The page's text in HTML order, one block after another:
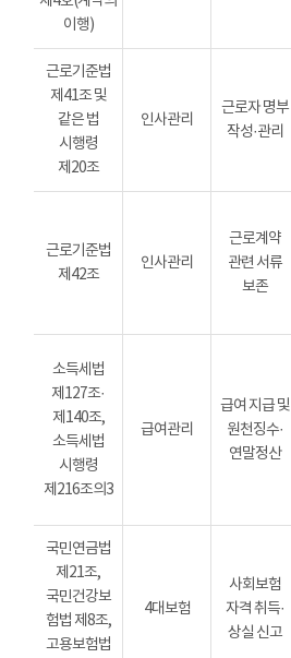
이행)
근로기준법
제41조 및
같은 법
시행령
제20조
인사관리
근로자 명부
작성·관리
근로기준법
제42조
인사관리
근로계약
관련 서류
보존
소득세법
제127조·
제140조,
소득세법
시행령
제216조의3
급여관리
급여 지급 및
원천징수·
연말정산
국민연금법
제21조,
국민건강보
험법 제8조,
고용보험법
4대보험
사회보험
자격 취득·
상실 신고